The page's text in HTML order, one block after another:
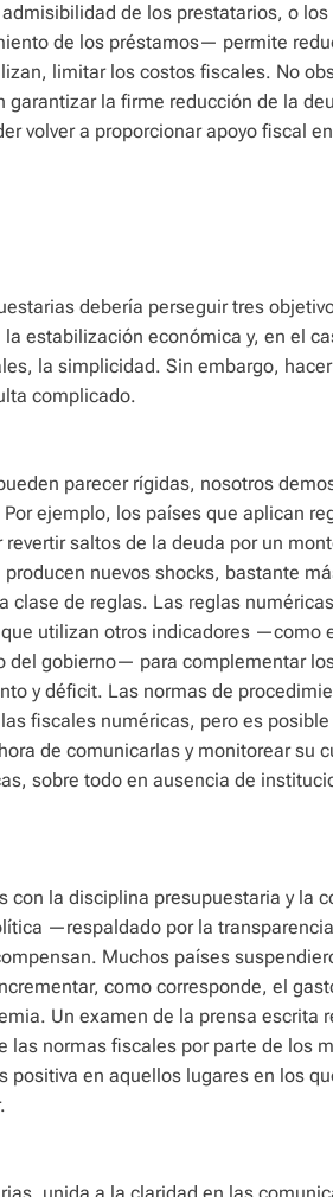
de los prestatarios, o los
de los préstamos— permite
limitar los costos fiscales. No
garantizar la firme reducción de la
volver a proporcionar apoyo fiscal
debería perseguir tres
estabilización económica y, en el
la simplicidad. Sin embargo,
complicado.
parecer rígidas, nosotros
ejemplo, los países que aplican
saltos de la deuda por un
nuevos shocks, bastante
clase de reglas. Las reglas
utilizan otros indicadores —como
del gobierno— para complementar
y déficit. Las normas de
fiscales numéricas, pero es
de comunicarlas y monitorear su
sobre todo en ausencia de
con la disciplina presupuestaria y la
—respaldado por la
Muchos países
como corresponde, el
Un examen de la prensa escrita
las normas fiscales por parte de los
positiva en aquellos lugares en los